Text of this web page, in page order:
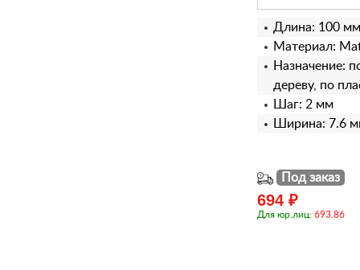
Длина: 100 мм
Материал:
Назначение:
дереву, по
Шаг: 2 мм
Ширина: 7.6
Под заказ
694 ₽
Для юр.лиц: 693.86